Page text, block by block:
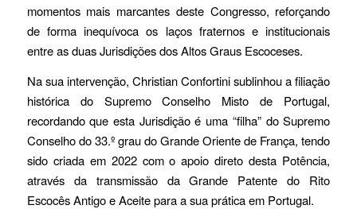
momentos mais marcantes deste Congresso, reforçando
de forma inequívoca os laços fraternos e institucionais
entre as duas Jurisdições dos Altos Graus Escoceses.
Na sua intervenção, Christian Confortini sublinhou a filiação
histórica do Supremo Conselho Misto de Portugal,
recordando que esta Jurisdição é uma “filha” do Supremo
Conselho do 33.º grau do Grande Oriente de França, tendo
sido criada em 2022 com o apoio direto desta Potência,
através da transmissão da Grande Patente do Rito
Escocês Antigo e Aceite para a sua prática em Portugal.